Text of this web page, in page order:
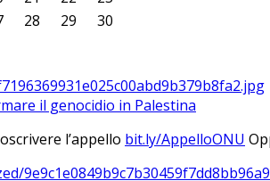
28 29
30
il genocidio in Palestina
l’appello bit.ly/AppelloONU